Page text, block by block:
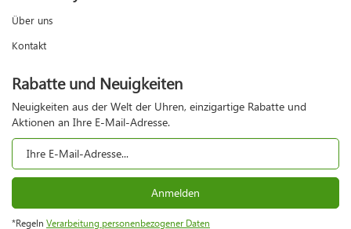
Über uns
Kontakt
Rabatte und Neuigkeiten
Neuigkeiten aus der Welt der Uhren, einzigartige Rabatte und
Aktionen an Ihre E-Mail-Adresse.
Anmelden
*Regeln Verarbeitung personenbezogener Daten